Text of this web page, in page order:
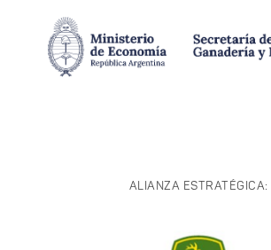
ALIANZA ESTRATÉGICA: